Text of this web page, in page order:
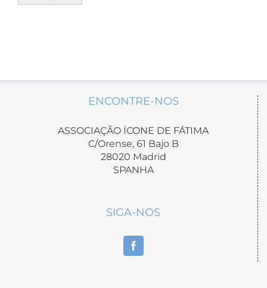
ENCONTRE-NOS
ASSOCIAÇÃO ÍCONE DE FÁTIMA
C/Orense, 61 Bajo B
28020 Madrid
SPANHA
SIGA-NOS